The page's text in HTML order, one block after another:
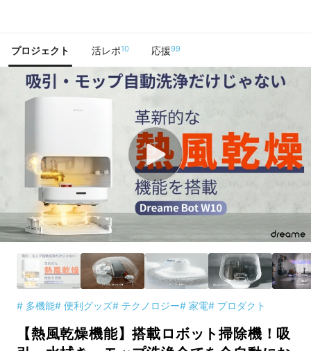
プロジェクト 活レポ10 応援99
# 多機能# 便利グッズ# テクノロジー# 家電# プロダクト
【熱風乾燥機能】搭載ロボット掃除機！吸